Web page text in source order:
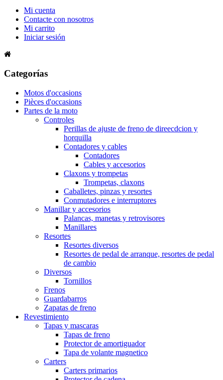
Mi cuenta
Contacte con nosotros
Mi carrito
Iniciar sesión
Categorías
Motos d'occasions
Pièces d'occasions
Partes de la moto
Controles
Perillas de ajuste de freno de direecdcion y
horquilla
Contadores y cables
Contadores
Cables y accesorios
Claxons y trompetas
Trompetas, claxons
Caballetes, pinzas y resortes
Conmutadores e interruptores
Manillar y accesorios
Palancas, manetas y retrovisores
Manillares
Resortes
Resortes diversos
Resortes de pedal de arranque, resortes de pedal
de cambio
Diversos
Tornillos
Frenos
Guardabarros
Zapatas de freno
Revestimiento
Tapas y mascaras
Tapas de freno
Protector de amortiguador
Tapa de volante magnetico
Carters
Carters primarios